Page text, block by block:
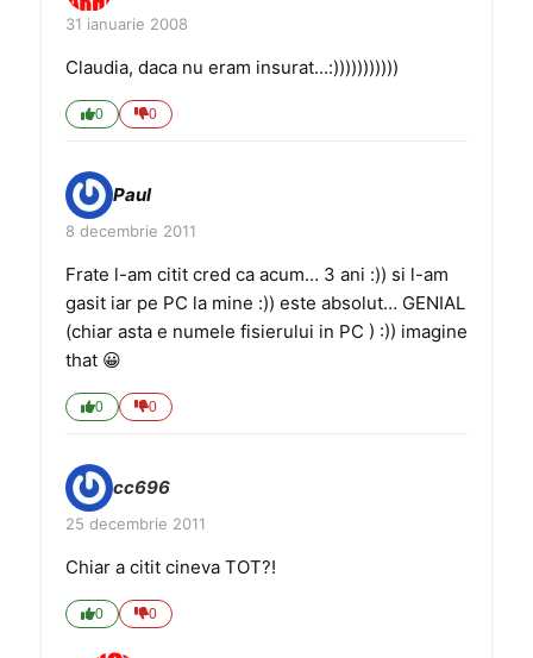
31 ianuarie 2008
Claudia, daca nu eram insurat…:)))))))))))
0 0
Paul
8 decembrie 2011
Frate l-am citit cred ca acum… 3 ani :)) si l-am
gasit iar pe PC la mine :)) este absolut… GENIAL
(chiar asta e numele fisierului in PC ) :)) imagine
that 😀
0 0
cc696
25 decembrie 2011
Chiar a citit cineva TOT?!
0 0